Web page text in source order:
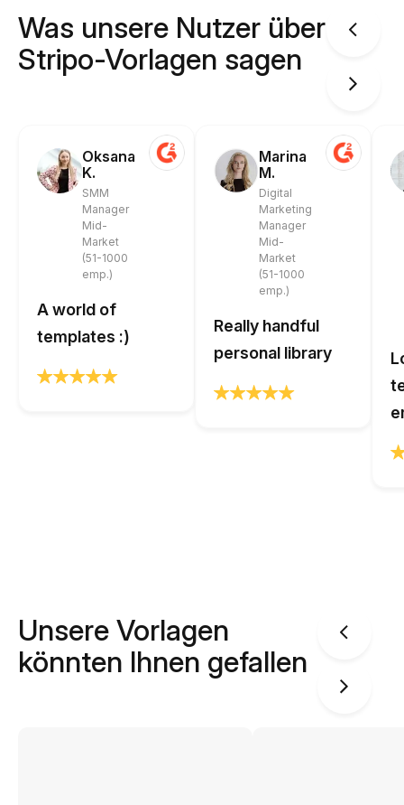
Was unsere Nutzer über
Stripo-Vorlagen sagen
Oksana
K.
SMM
Manager
Mid-
Market
(51-1000
emp.)
A world of
templates :)
Marina
M.
Digital
Marketing
Manager
Mid-
Market
(51-1000
emp.)
Really handful
personal library
Unsere Vorlagen
könnten Ihnen gefallen